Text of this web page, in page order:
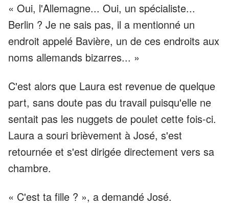
« Oui, l'Allemagne... Oui, un spécialiste...
Berlin ? Je ne sais pas, il a mentionné un
endroit appelé Bavière, un de ces endroits aux
noms allemands bizarres... »
C'est alors que Laura est revenue de quelque
part, sans doute pas du travail puisqu'elle ne
sentait pas les nuggets de poulet cette fois-ci.
Laura a souri brièvement à José, s'est
retournée et s'est dirigée directement vers sa
chambre.
« C'est ta fille ? », a demandé José.